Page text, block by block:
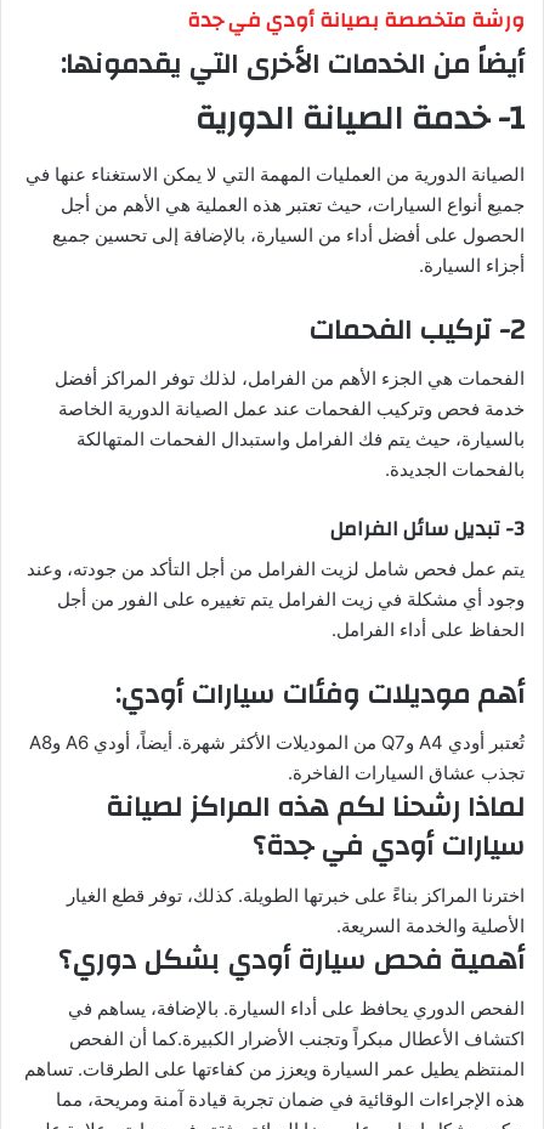
ورشة متخصصة بصيانة أودي في جدة
أيضاً من الخدمات الأخرى التي يقدمونها:
1- خدمة الصيانة الدورية
الصيانة الدورية من العمليات المهمة التي لا يمكن الاستغناء عنها في
جميع أنواع السيارات، حيث تعتبر هذه العملية هي الأهم من أجل
الحصول على أفضل أداء من السيارة، بالإضافة إلى تحسين جميع
أجزاء السيارة.
2- تركيب الفحمات
الفحمات هي الجزء الأهم من الفرامل، لذلك توفر المراكز أفضل
خدمة فحص وتركيب الفحمات عند عمل الصيانة الدورية الخاصة
بالسيارة، حيث يتم فك الفرامل واستبدال الفحمات المتهالكة
بالفحمات الجديدة.
3- تبديل سائل الفرامل
يتم عمل فحص شامل لزيت الفرامل من أجل التأكد من جودته، وعند
وجود أي مشكلة في زيت الفرامل يتم تغييره على الفور من أجل
الحفاظ على أداء الفرامل.
أهم موديلات وفئات سيارات أودي:
تُعتبر أودي A4 وQ7 من الموديلات الأكثر شهرة. أيضاً، أودي A6 وA8
تجذب عشاق السيارات الفاخرة.
لماذا رشحنا لكم هذه المراكز لصيانة
سيارات أودي في جدة؟
اخترنا المراكز بناءً على خبرتها الطويلة. كذلك، توفر قطع الغيار
الأصلية والخدمة السريعة.
أهمية فحص سيارة أودي بشكل دوري؟
الفحص الدوري يحافظ على أداء السيارة. بالإضافة، يساهم في
اكتشاف الأعطال مبكراً وتجنب الأضرار الكبيرة.كما أن الفحص
المنتظم يطيل عمر السيارة ويعزز من كفاءتها على الطرقات. تساهم
هذه الإجراءات الوقائية في ضمان تجربة قيادة آمنة ومريحة، مما